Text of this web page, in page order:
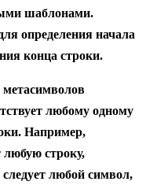
шаблонами.
определения начала
конца строки.
любому одному
Например,
любую строку,
любой символ,